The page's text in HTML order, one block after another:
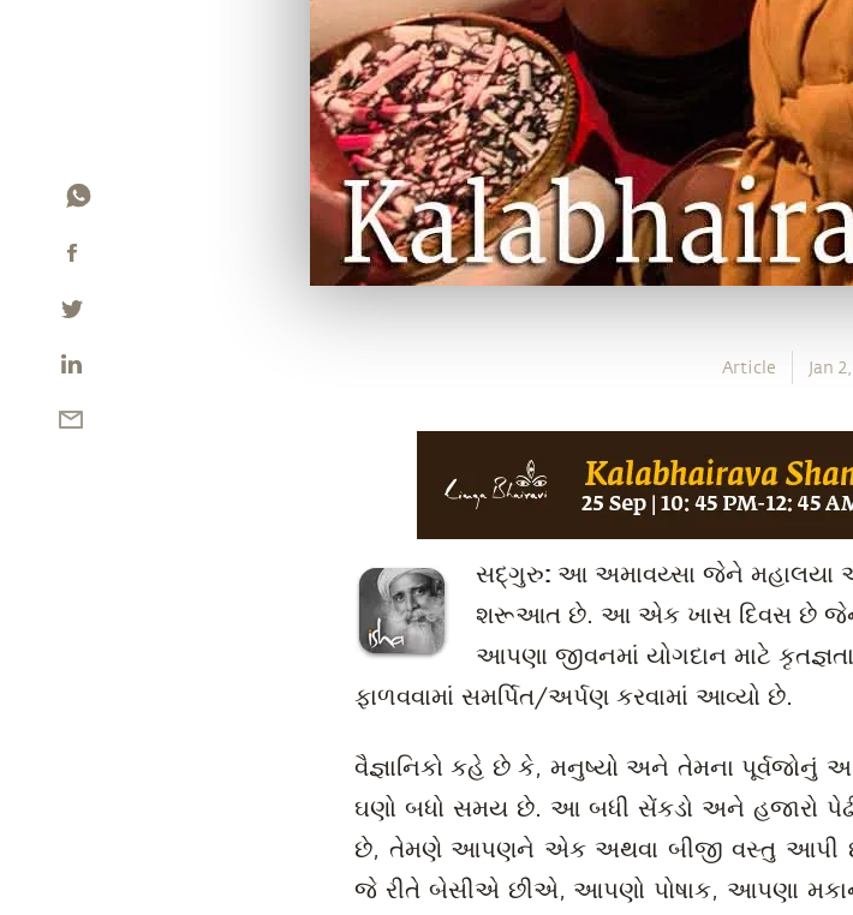
Article Jan
સદ્‍ગુરુ: આ અમાવય્સા જેને મહાલયા
શરૂઆત છે. આ એક ખાસ દિવસ છે જેને
આપણા જીવનમાં યોગદાન માટે
ફાળવવામાં સમર્પિત/અર્પણ કરવામાં આવ્યો છે.
વૈજ્ઞાનિકો કહે છે કે, મનુષ્યો અને તેમના પૂર્વજોનું
ઘણો બધો સમય છે. આ બધી સેંકડો અને હજારો
છે, તેમણે આપણને એક અથવા બીજી વસ્તુ આપી
જે રીતે બેસીએ છીએ, આપણો પોષાક, આપણા